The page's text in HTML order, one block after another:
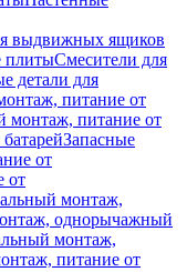
выдвижных ящиков
плитыСмесители для
детали для
питание от
монтаж, питание от
Запасные
от
от
монтаж,
однорычажный
монтаж,
питание от